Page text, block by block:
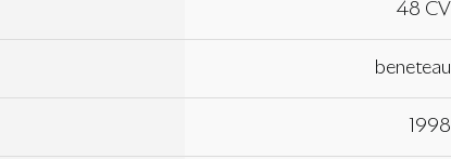
48 CV
beneteau
1998